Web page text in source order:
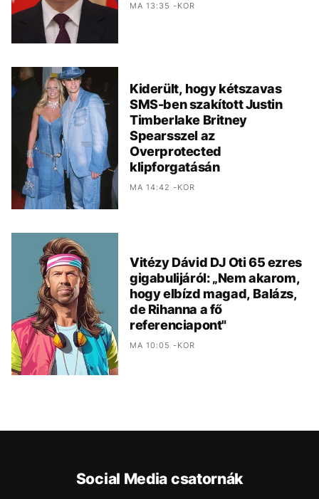
MA 13:35 -KOR
Kiderült, hogy kétszavas
SMS-ben szakított Justin
Timberlake Britney
Spearsszel az
Overprotected
klipforgatásán
MA 14:42 -KOR
Vitézy Dávid DJ Oti 65 ezres
gigabulijáról: „Nem akarom,
hogy elbízd magad, Balázs,
de Rihanna a fő
referenciapont"
MA 10:05 -KOR
Social Media csatornák